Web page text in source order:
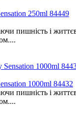
250ml 84449
пишність і
1000ml 84432
пишність і